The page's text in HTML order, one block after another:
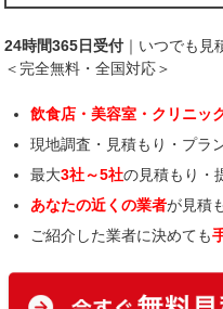
24時間365日受付 ｜いつでも見
＜完全無料・全国対応＞
飲食店・美容室・クリニッ
現地調査・見積もり・プラ
最大3社～5社の見積もり・
あなたの近くの業者が見積
ご紹介した業者に決めても